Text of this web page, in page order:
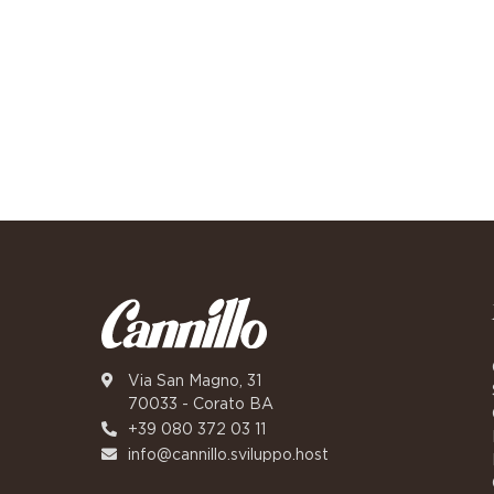
Via San Magno, 31
70033 - Corato BA
+39 080 372 03 11
info@cannillo.sviluppo.host